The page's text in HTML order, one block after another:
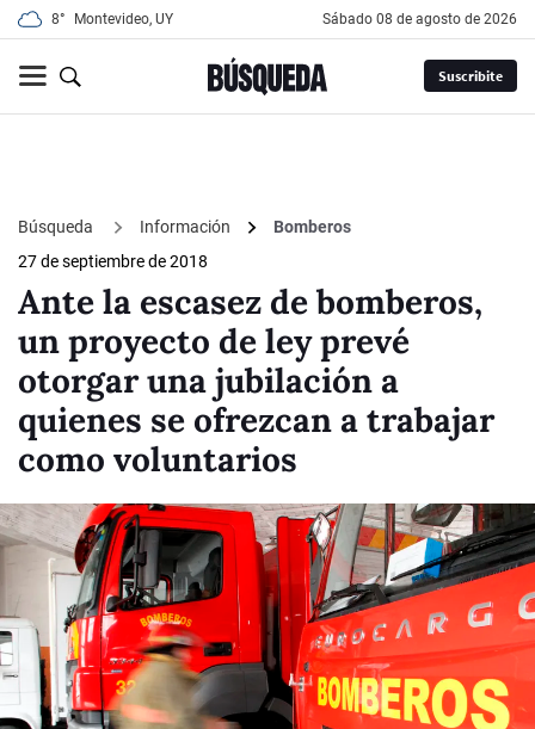
8° Montevideo, UY sábado 08 de agosto de 2026
Suscribite
Búsqueda Información
Bomberos
27 de septiembre de 2018
Ante la escasez de bomberos,
un proyecto de ley prevé
otorgar una jubilación a
quienes se ofrezcan a trabajar
como voluntarios